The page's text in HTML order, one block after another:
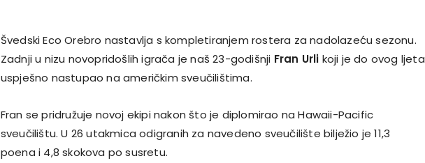
Švedski Eco Orebro nastavlja s kompletiranjem rostera za nadolazeću sezonu.
Zadnji u nizu novopridošlih igrača je naš 23-godišnji Fran Urli koji je do ovog ljeta
uspješno nastupao na američkim sveučilištima.
Fran se pridružuje novoj ekipi nakon što je diplomirao na Hawaii-Pacific
sveučilištu. U 26 utakmica odigranih za navedeno sveučilište bilježio je 11,3
poena i 4,8 skokova po susretu.